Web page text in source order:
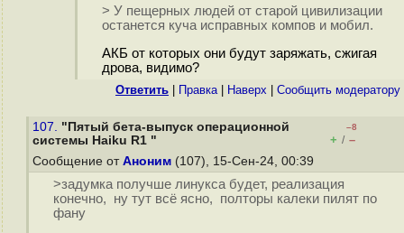
> У пещерных людей от старой цивилизации
останется куча исправных компов и мобил.
АКБ от которых они будут заряжать, сжигая
дрова, видимо?
Ответить Правка| Наверх Cообщить модератору
107. "Пятый бета-выпуск операционной
системы Haiku R1 "
–8
+ / –
Сообщение от Аноним (107), 15-Сен-24, 00:39
>задумка получше линукса будет, реализация
конечно, ну тут всё ясно, полторы калеки пилят по
фану